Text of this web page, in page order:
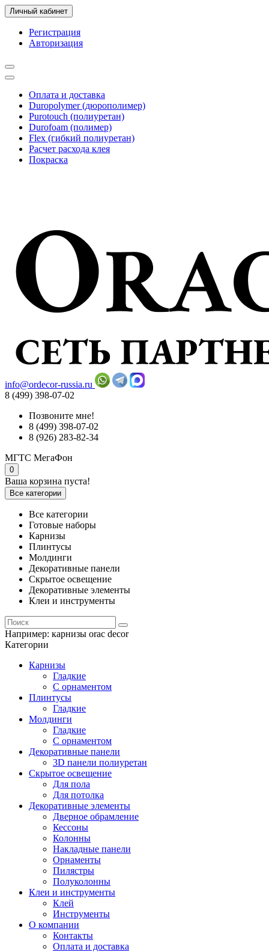
Личный кабинет
Регистрация
Авторизация
Оплата и доставка
Duropolymer (дюрополимер)
Purotouch (полиуретан)
Durofoam (полимер)
Flex (гибкий полиуретан)
Расчет расхода клея
Покраска
info@ordecor-russia.ru
8 (499) 398-07-02
Позвоните мне!
8 (499) 398-07-02
8 (926) 283-82-34
МГТС МегаФон
0
Ваша корзина пуста!
Все категории
Все категории
Готовые наборы
Карнизы
Плинтусы
Молдинги
Декоративные панели
Скрытое освещение
Декоративные элементы
Клеи и инструменты
Например: карнизы orac decor
Категории
Карнизы
Гладкие
С орнаментом
Плинтусы
Гладкие
Молдинги
Гладкие
С орнаментом
Декоративные панели
3D панели полиуретан
Скрытое освещение
Для пола
Для потолка
Декоративные элементы
Дверное обрамление
Кессоны
Колонны
Накладные панели
Орнаменты
Пилястры
Полуколонны
Клеи и инструменты
Клей
Инструменты
О компании
Контакты
Оплата и доставка